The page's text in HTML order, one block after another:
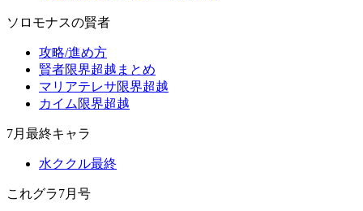
ソロモナスの賢者
攻略/進め方
賢者限界超越まとめ
マリアテレサ限界超越
カイム限界超越
7月最終キャラ
水ククル最終
これグラ7月号